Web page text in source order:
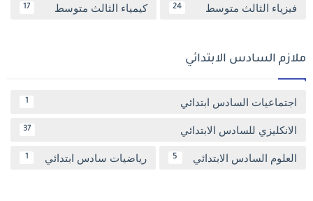
فيزياء الثالث متوسط 24 كيمياء الثالث متوسط 17
ملازم السادس الابتدائي
اجتماعيات السادس ابتدائي 1
الانكليزي للسادس الابتدائي 37
العلوم السادس الابتدائي 5 رياضيات سادس ابتدائي 1